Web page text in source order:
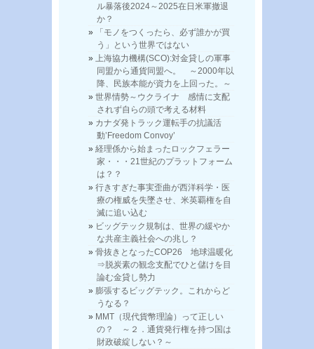
ル暴落後2024～2025在日米軍撤退
か？
「モノをつくったら、必ず誰かが買
う」という世界ではない
上海協力機構(SCO):対金貸しの軍事
同盟から通貨同盟へ。 ～2000年以
降、民族本能が資力を上回った。～
世界情勢～ウクライナ 感情に支配
されず自らの頭で考える材料
カナダ発トラック運転手の抗議活
動’Freedom Convoy’
経理係から始まったロックフェラー
家・・・21世紀のプラットフォーム
は？？
行きすぎた事実歪曲が西洋科学・医
療の権威を失墜させ、米英覇権を自
滅に追い込む
ビッグテック規制は、世界の緩やか
な共産主義社会への兆し？
骨抜きとなったCOP26 地球温暖化
⇒脱炭素の観念支配でひと儲けを目
論む金貸し勢力
膨張するビッグテック。これからど
うなる？
MMT（現代貨幣理論）って正しい
の？ ～２．通貨発行権を持つ国は
財政破綻しない？～